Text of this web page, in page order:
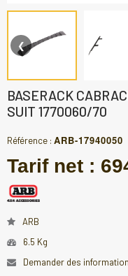
❮
BASERACK
SUIT 1770060/70
Référence : ARB-17940050
Tarif net :
ARB
6.5 Kg
Demander des